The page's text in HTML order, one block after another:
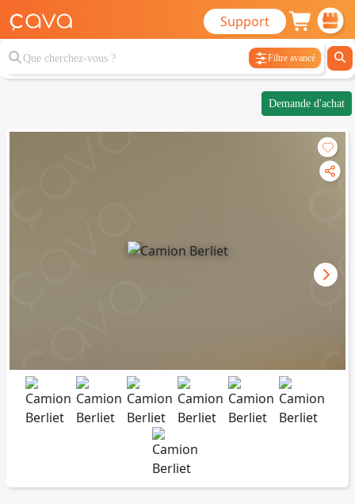
Support
Filtre avancé
Demande d'achat